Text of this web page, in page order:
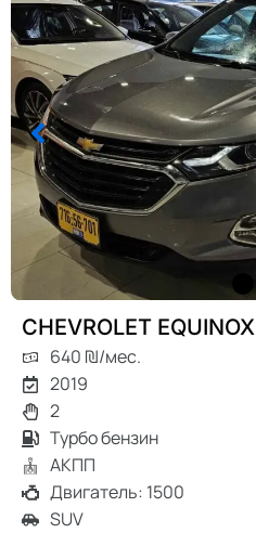
CHEVROLET EQUINOX
640 ₪/мес.
2019
2
Турбо бензин
АКПП
Двигатель: 1500
SUV